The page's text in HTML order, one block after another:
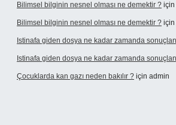
Bilimsel bilginin nesnel olması ne demektir ? için
Bilimsel bilginin nesnel olması ne demektir ? için
Istinafa giden dosya ne kadar zamanda
Istinafa giden dosya ne kadar zamanda
Çocuklarda kan gazı neden bakılır ? için admin